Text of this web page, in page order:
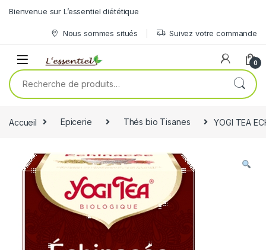
Skip to navigation
Bienvenue sur L’essentiel diététique
Nous sommes situés Suivez votre commande
0
Recherche pour :
Accueil Epicerie Thés bio Tisanes YOGI TEA